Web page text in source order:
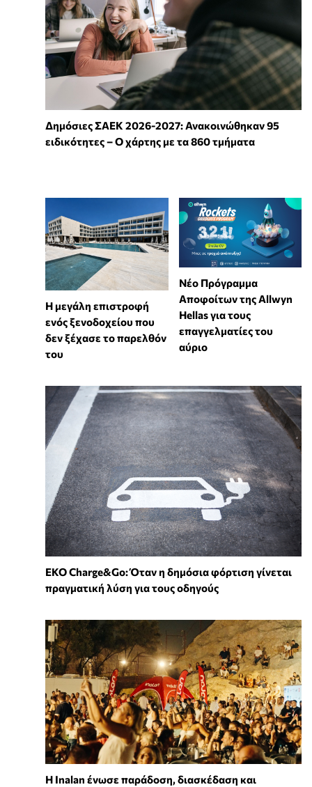
Δημόσιες ΣΑΕΚ 2026-2027: Ανακοινώθηκαν 95
ειδικότητες – Ο χάρτης με τα 860 τμήματα
Η μεγάλη επιστροφή
ενός ξενοδοχείου που
δεν ξέχασε το παρελθόν
του
Νέο Πρόγραμμα
Αποφοίτων της Allwyn
Hellas για τους
επαγγελματίες του
αύριο
EKO Charge&Go: Όταν η δημόσια φόρτιση γίνεται
πραγματική λύση για τους οδηγούς
Η Inalan ένωσε παράδοση, διασκέδαση και